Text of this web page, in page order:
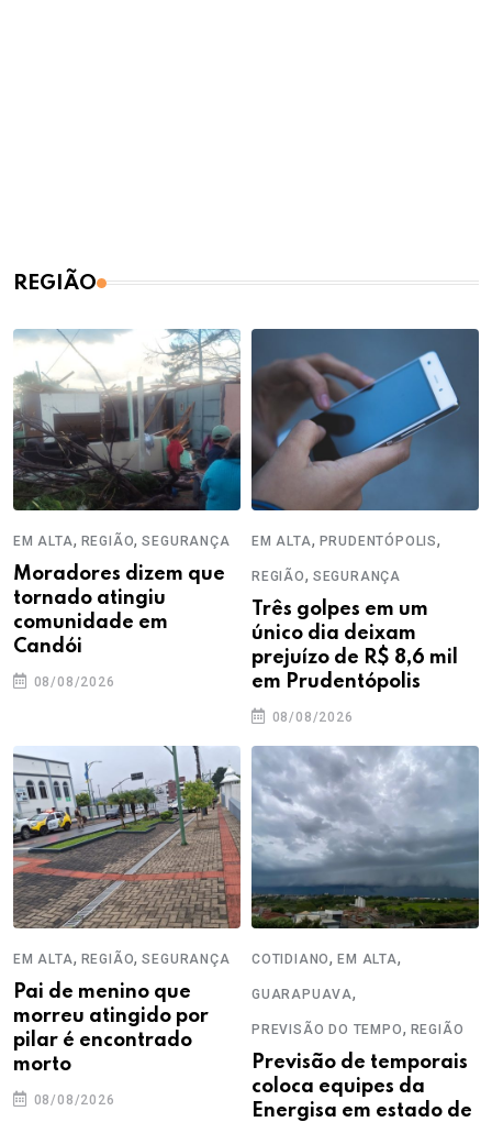
REGIÃO
EM ALTA, REGIÃO,SEGURANÇA
Moradores dizem que
tornado atingiu
comunidade em
Candói
08/08/2026
EM ALTA, PRUDENTÓPOLIS,
REGIÃO, SEGURANÇA
Três golpes em um
único dia deixam
prejuízo de R$ 8,6 mil
em Prudentópolis
08/08/2026
EM ALTA, REGIÃO,SEGURANÇA
Pai de menino que
morreu atingido por
pilar é encontrado
morto
08/08/2026
COTIDIANO,EM ALTA,
GUARAPUAVA,
PREVISÃO DO TEMPO, REGIÃO
Previsão de temporais
coloca equipes da
Energisa em estado de